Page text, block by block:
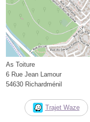
As Toiture
6 Rue Jean Lamour
54630 Richardménil
Trajet Waze